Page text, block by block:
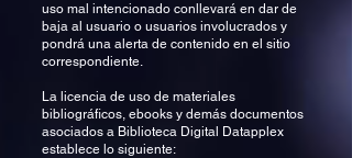
uso mal intencionado conllevará en dar de
baja al usuario o usuarios involucrados y
pondrá una alerta de contenido en el sitio
correspondiente.
La licencia de uso de materiales
bibliográficos, ebooks y demás documentos
asociados a Biblioteca Digital Datapplex
establece lo siguiente: